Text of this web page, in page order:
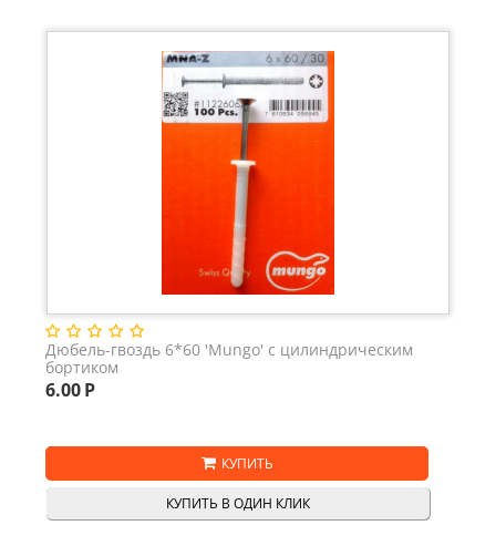
Дюбель-гвоздь 6*60 'Mungo' с цилиндрическим
бортиком
6.00Р
КУПИТЬ
КУПИТЬ В ОДИН КЛИК